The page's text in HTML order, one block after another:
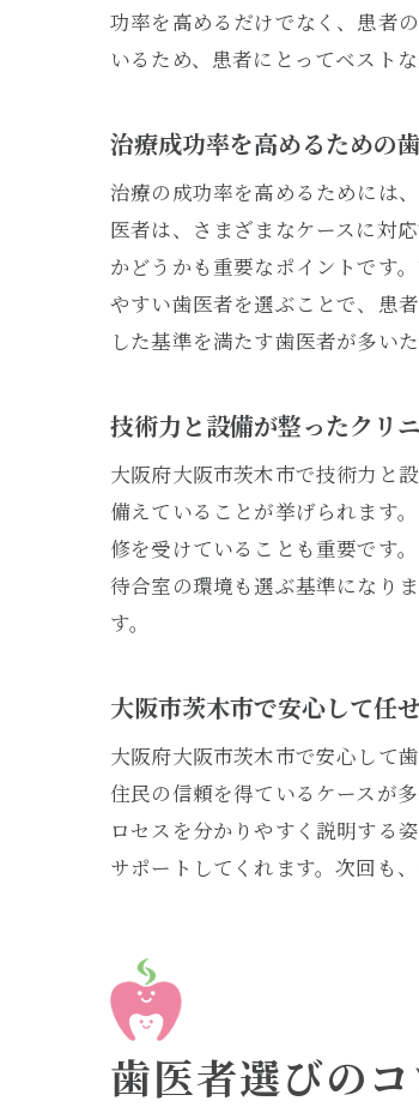
功率を高めるだけでなく、患者
いるため、患者にとってベスト
治療成功率を高めるための
治療の成功率を高めるためには
医者は、さまざまなケースに対
かどうかも重要なポイントです
やすい歯医者を選ぶことで、患
した基準を満たす歯医者が多い
技術力と設備が整ったクリ
大阪府大阪市茨木市で技術力と
備えていることが挙げられます
修を受けていることも重要です
待合室の環境も選ぶ基準になり
す。
大阪市茨木市で安心して任
大阪府大阪市茨木市で安心して
住民の信頼を得ているケースが
ロセスを分かりやすく説明する
サポートしてくれます。次回も
歯医者選びの